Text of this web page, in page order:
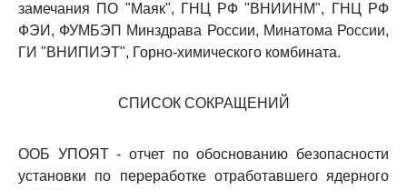
замечания ПО "Маяк", ГНЦ РФ "ВНИИНМ", ГНЦ РФ
ФЭИ, ФУМБЭП Минздрава России, Минатома России,
ГИ "ВНИПИЭТ", Горно-химического комбината.
СПИСОК СОКРАЩЕНИЙ
ООБ УПОЯТ - отчет по обоснованию безопасности
установки по переработке отработавшего ядерного